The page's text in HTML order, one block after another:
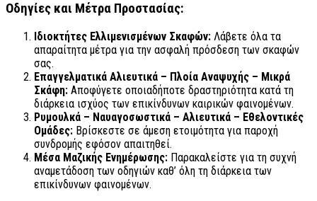
Οδηγίες και Μέτρα Προστασίας:
Ιδιοκτήτες Ελλιμενισμένων Σκαφών: Λάβετε όλα τα
απαραίτητα μέτρα για την ασφαλή πρόσδεση των σκαφών
σας.
Επαγγελματικά Αλιευτικά – Πλοία Αναψυχής – Μικρά
Σκάφη: Αποφύγετε οποιαδήποτε δραστηριότητα κατά τη
διάρκεια ισχύος των επικίνδυνων καιρικών φαινομένων.
Ρυμουλκά – Ναυαγοσωστικά – Αλιευτικά – Εθελοντικές
Ομάδες: Βρίσκεστε σε άμεση ετοιμότητα για παροχή
συνδρομής εφόσον απαιτηθεί.
Μέσα Μαζικής Ενημέρωσης: Παρακαλείστε για τη συχνή
αναμετάδοση των οδηγιών καθ’ όλη τη διάρκεια των
επικίνδυνων φαινομένων.